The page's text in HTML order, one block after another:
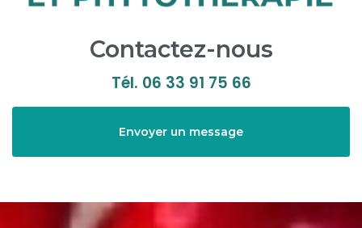
Contactez-nous
Tél. 06 33 91 75 66
Envoyer un message